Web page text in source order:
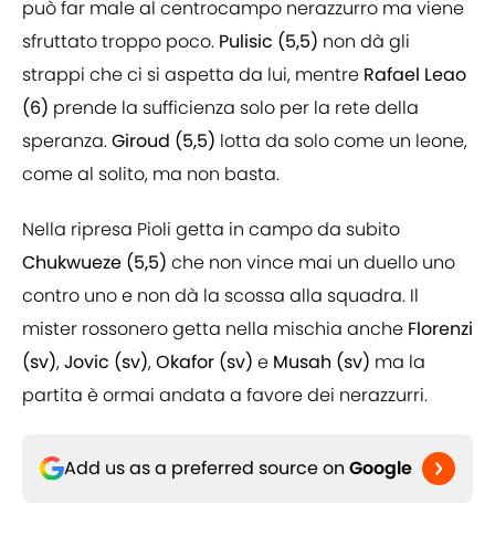
può far male al centrocampo nerazzurro ma viene
sfruttato troppo poco. Pulisic (5,5) non dà gli
strappi che ci si aspetta da lui, mentre Rafael Leao
(6) prende la sufficienza solo per la rete della
speranza.Giroud (5,5) lotta da solo come un leone,
come al solito, ma non basta.
Nella ripresa Pioli getta in campo da subito
Chukwueze (5,5) che non vince mai un duello uno
contro uno e non dà la scossa alla squadra. Il
mister rossonero getta nella mischia anche Florenzi
(sv),Jovic (sv),Okafor (sv) e Musah (sv) ma la
partita è ormai andata a favore dei nerazzurri.
Add us as a preferred source on Google